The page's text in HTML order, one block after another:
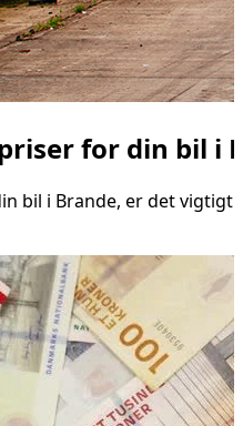
for din bil i
bil i Brande, er det